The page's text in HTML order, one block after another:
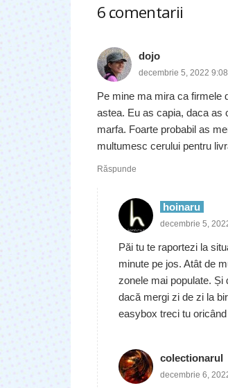
6comentarii
.
dojo
decembrie 5, 2022
Pe mine ma mira ca firmele
astea. Eu as capia, daca as
marfa. Foarte probabil as
multumesc cerului pentru
Răspunde
hoinaru
decembrie 5,
Păi tu te raportezi la
minute pe jos. Atât de
zonele mai populate. Și
dacă mergi zi de zi la
easybox treci tu
colectionarul
decembrie 6,